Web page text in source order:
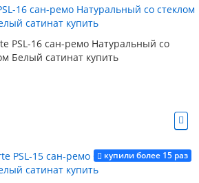
PSL-16 сан-ремо Натуральный со
Белый сатинат купить
купили более 15 раз